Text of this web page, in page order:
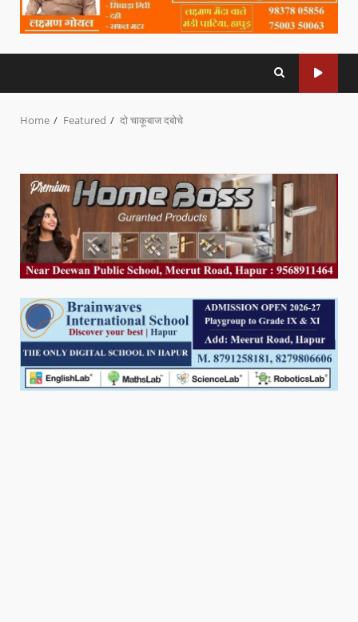
Home Featured दो चाकूबाज दबोचे